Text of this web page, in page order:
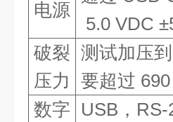
电源
5.0 VDC
破裂
压力
测试加压
要超过 690
数字 USB，